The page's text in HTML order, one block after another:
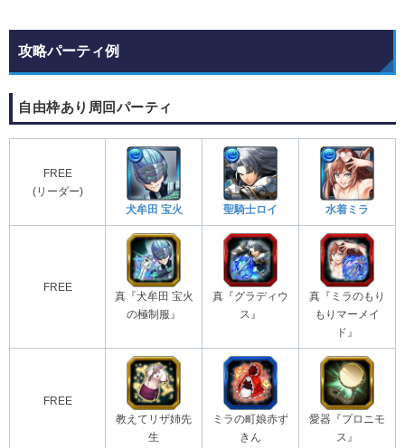
攻略パーティ例
自由枠あり周回パーティ
FREE
(リーダー)
犬牟田 宝火
聖騎士ロイ 水着ミラ
FREE
真『犬牟田 宝火
の極制服』
真『グラディウ
ス』
真『ミラのもり
もりマーメイ
ド』
FREE
教えてリザ姉先
生
ミラの町娘赤ず
きん
愛器『プロニモ
ス』